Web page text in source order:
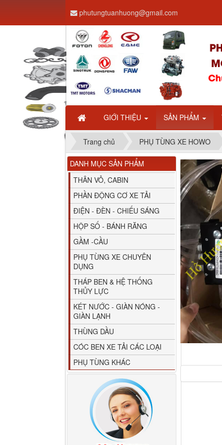
GIỚI THIỆU SẢN PHẨM
phutungtuanhuong@gmail.com
Trang chủ PHỤ TÙNG XE HOWO
DANH MỤC SẢN PHẨM
THÂN VỎ, CABIN
PHẦN ĐỘNG CƠ XE TẢI
ĐIỆN - ĐÈN - CHIẾU SÁNG
HỘP SỐ - BÁNH RĂNG
GẦM -CẦU
PHỤ TÙNG XE CHUYÊN
DỤNG
THÁP BEN & HỆ THỐNG
THỦY LỰC
KÉT NƯỚC - GIÀN NÓNG -
GIÀN LẠNH
THÙNG DẦU
CÓC BEN XE TẢI CÁC LOẠI
PHỤ TÙNG KHÁC
Dây ga CAMC H08 dài
2.68m
Bình nước phụ
Chenglong hải âu...
80YHCB-60 Bơm xăng
dầu 60m3/h...
M4610162101A0 Tapbi